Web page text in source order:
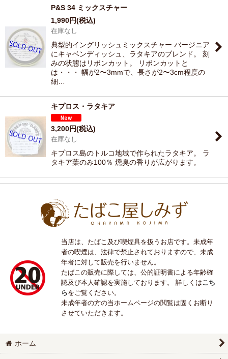
P&S 34 ミックスチャー
1,990円(税込)
在庫なし
典型的イングリッシュミックスチャー バージニア
にキャベンディッシュ、ラタキアのブレンド。 刻
みの状態はリボンカット。 リボンカットと
は・・・ 幅が2〜3mmで、長さが2〜3cm程度の
細…
キプロス・ラタキア
3,200円(税込)
在庫なし
キプロス島のトルコ地域で作られたラタキア。 ラ
タキア葉のみ100％ 燻臭の香りが広がります。
当店は、たばこ及び喫煙具を扱うお店です。未成年
者の喫煙は、法律で禁止されておりますので、未成
年者に対して販売を行いません。
たばこの販売に際しては、公的証明書による年齢確
認及び本人確認を実施しております。 詳しくはこち
らをご覧ください。
未成年者の方の当ホームページの閲覧は固くお断り
させていただきます。
ホーム